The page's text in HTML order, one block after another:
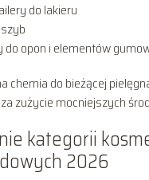
do lakieru
do opon i elementów
chemia do bieżącej
zużycie mocniejszych
kategorii
2026